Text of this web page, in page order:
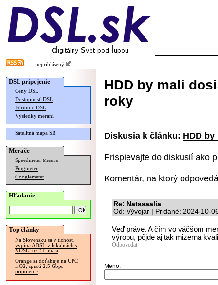
neprihlásený
DSL pripojenie
Ceny DSL
Dostupnosť DSL
Fórum o DSL
Výsledky meraní
Satelitná mapa SR
Merače
Speedmeter Merania
Pingmeter
Googlemeter
Hľadanie
Top články
Na Slovensku sa v tichosti
vypína ADSL v lokalitách s
VDSL, už 31. mája
Orange sa doťahuje na UPC
a O2, spustí 2.5 Gbps
pripojenie
HDD by mali
roky
Diskusia k článku: HDD
Prispievajte do diskusií ako
Komentár, na ktorý
Re: Nataaaalia
Od: Vývojár | Pridané: 2024-10-
Veď práve. A čím vo väčšom
výrobu, pôjde aj tak mizerná
Odpovedať
Meno: